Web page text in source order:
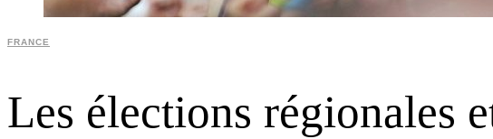
FRANCE
Les élections régionales